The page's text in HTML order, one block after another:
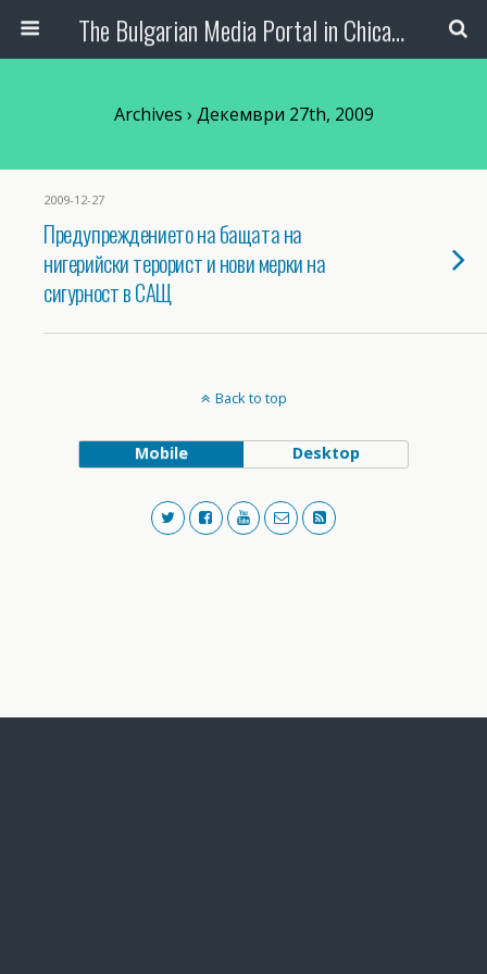
The Bulgarian Media Portal in Chicago
Archives › Декември 27th, 2009
2009-12-27
Предупреждението на бащата на
нигерийски терорист и нови мерки на
сигурност в САЩ
Back to top
Mobile Desktop